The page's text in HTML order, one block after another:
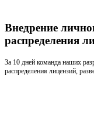
Внедрение
распределения
За 10 дней команда наших
распределения лицензий,